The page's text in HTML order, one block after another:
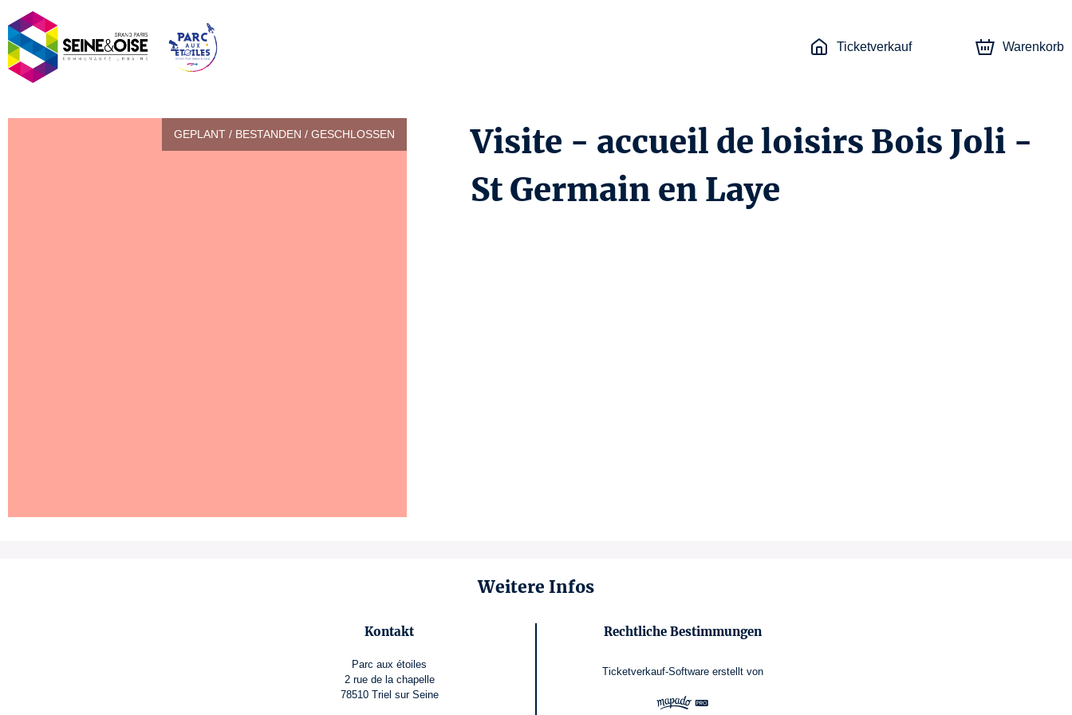
Ticketverkauf Warenkorb
GEPLANT / BESTANDEN / GESCHLOSSEN
Visite - accueil de loisirs Bois Joli -
St Germain en Laye
Weitere Infos
Kontakt
Parc aux étoiles
2 rue de la chapelle
78510 Triel sur Seine
Rechtliche Bestimmungen
Ticketverkauf-Software erstellt von